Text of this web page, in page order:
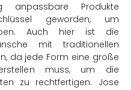
anpassbare Produkte
geworden, um
Auch hier ist die
mit traditionellen
da jede Form eine große
muss, um die
zu rechtfertigen. Jose